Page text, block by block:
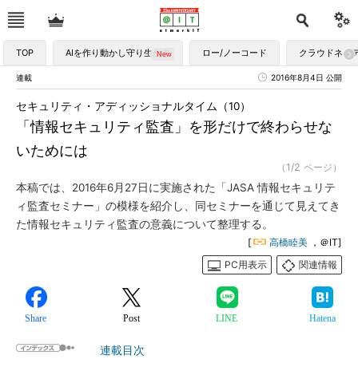
TOP AIを作り動かし守り生かす ロー/ノーコード クラウドネイ
連載 2016年8月4日 公開
「情報セキュリティ監査」を形だけで終わらせな
いためには
セキュリティ・アディッショナルタイム（10）
（1/2 ページ）
本稿では、2016年6月27日に実施された「JASA 情報セキュリテ
ィ監査セミナー」の模様を紹介し、同セミナーを通じて見えてき
た情報セキュリティ監査の意義について整理する。
[ 高橋睦美 ，＠IT]
PC用表示
関連情報
Share Post LINE Hatena
連載目次